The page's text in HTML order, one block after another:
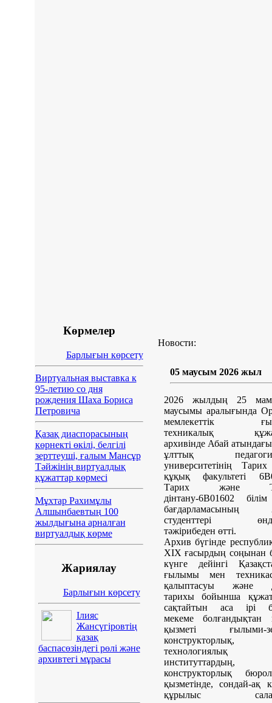
Көрмелер
Барлығын көрсету
Виртуальная выставка к
95-летию со дня
рождения Шаха Бориса
Петровича
Қазақ диаспорасының
көрнекті өкілі, белгілі
зерттеуші, ғалым Мансұр
Тәйжінің виртуалдық
құжаттар көрмесі
Мұхтар Рахимұлы
Алшынбаевтың 100
жылдығына арналған
виртуалдық көрме
Жариялау
Барлығын көрсету
Ілияс
Жансүгіровтің
қазақ
баспасөзіндегі рөлі және
архивтегі мұрасы
Новости:
05 маусым 2026 жыл
2026 жылдың 25
маусымы аралығында
мемлекеттік
техникалық
архивінде Абай
ұлттық
университетінің
құқық факультеті
Тарих және
дінтану-6В01602
бағдарламасының
студенттері
тәжірибеден өтті.
Архив бүгінде
ХІХ ғасырдың соңынан
күнге дейінгі
ғылымы мен
қалыптасуы және
тарихы бойынша
сақтайтын аса ірі
мекеме болғандықтан
қызметі ғылыми-
конструкторлық,
технологиялық
институттардың,
конструкторлық
қызметінде, сондай-ақ
құрылыс